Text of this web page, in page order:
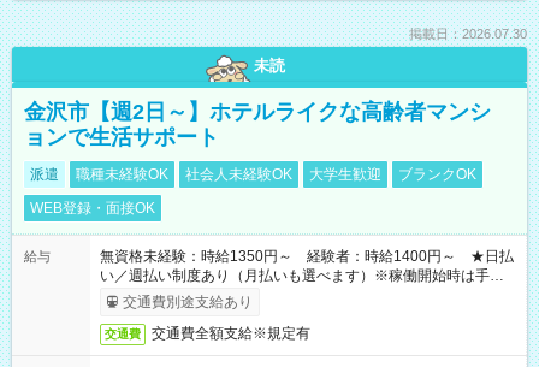
掲載日：2026.07.30
未読
金沢市【週2日～】ホテルライクな高齢者マンシ
ョンで生活サポート
派遣 職種未経験OK 社会人未経験OK 大学生歓迎
ブランクOK
WEB登録・面接OK
給与
無資格未経験：時給1350円～ 経験者：時給1400円～ ★日払
い／週払い制度あり（月払いも選べます）※稼働開始時は手続き
完了次第のお支払いとなります。
交通費別途支給あり
交通費 交通費全額支給※規定有